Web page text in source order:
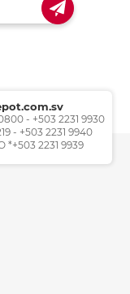
- +503 2231 9930
- +503 2231 9940
*+503 2231 9939